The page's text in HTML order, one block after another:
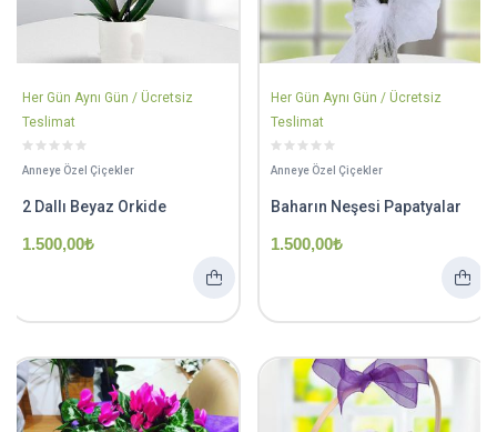
Her Gün Aynı Gün / Ücretsiz
Teslimat
Anneye Özel Çiçekler
2 Dallı Beyaz Orkide
1.500,00₺
Her Gün Aynı Gün / Ücretsiz
Teslimat
Anneye Özel Çiçekler
Baharın Neşesi Papatyalar
1.500,00₺